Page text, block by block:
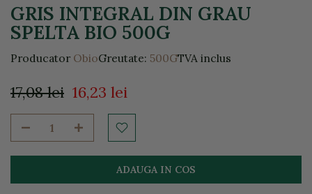
GRIS INTEGRAL DIN GRAU
SPELTA BIO 500G
Producator ObioGreutate: 500GTVA inclus
17,08 lei 16,23 lei
ADAUGA IN COS